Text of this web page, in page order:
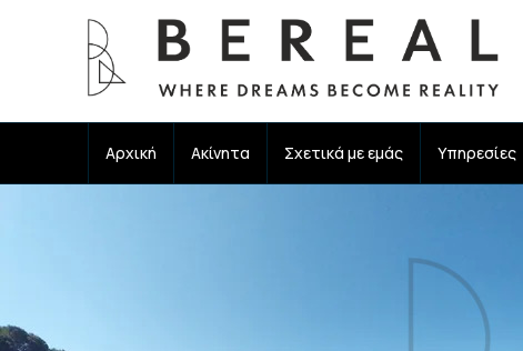
Αρχική Ακίνητα Σχετικά με εμάς Υπηρεσίες